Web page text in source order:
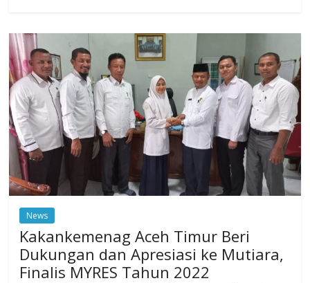
News
Kakankemenag Aceh Timur Beri
Dukungan dan Apresiasi ke Mutiara,
Finalis MYRES Tahun 2022